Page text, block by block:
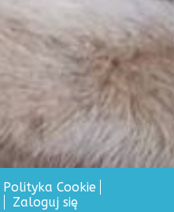
Polityka Cookie
Zaloguj się